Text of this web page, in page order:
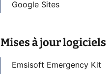
Google Sites
Mises à jour logiciels
Emsisoft Emergency Kit